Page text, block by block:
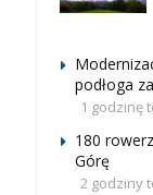
podłoga
1 godzinę
180
Górę
2 godziny